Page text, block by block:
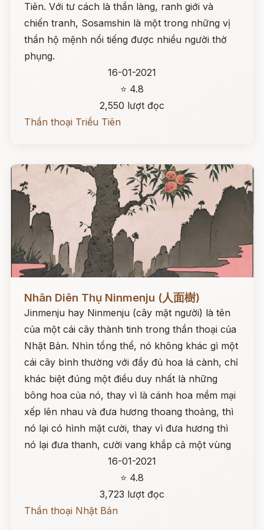
Tiên. Với tư cách là thần làng, ranh giới và
chiến tranh, Sosamshin là một trong những vị
thần hộ mệnh nổi tiếng được nhiều người thờ
phụng.
16-01-2021
⭐ 4.8
2,550 lượt đọc
Thần thoại Triều Tiên
Nhân Diên Thụ Ninmenju (人面樹)
Jinmenju hay Ninmenju (cây mặt người) là tên
của một cái cây thành tinh trong thần thoại của
Nhật Bản. Nhìn tổng thể, nó không khác gì một
cái cây bình thường với đầy đủ hoa lá cành, chỉ
khác biệt đúng một điều duy nhất là những
bông hoa của nó, thay vì là cánh hoa mềm mại
xếp lên nhau và đưa hương thoang thoảng, thì
nó lại có hình mặt cười, thay vì đưa hương thì
nó lại đưa thanh, cười vang khắp cả một vùng
16-01-2021
⭐ 4.8
3,723 lượt đọc
Thần thoại Nhật Bản